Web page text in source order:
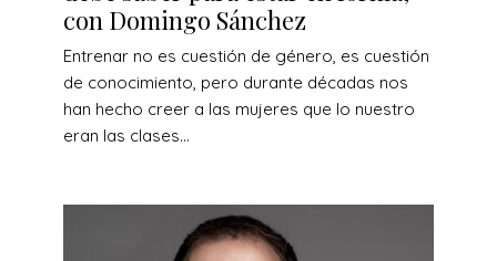
con Domingo Sánchez
Entrenar no es cuestión de género, es cuestión
de conocimiento, pero durante décadas nos
han hecho creer a las mujeres que lo nuestro
eran las clases...